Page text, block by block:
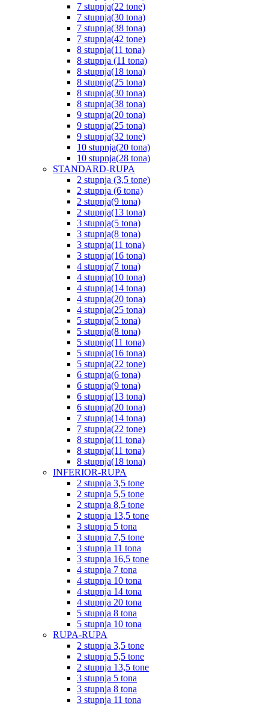
7 stupnja(22 tone)
7 stupnja(30 tona)
7 stupnja(38 tona)
7 stupnja(42 tone)
8 stupnja(11 tona)
8 stupnja (11 tona)
8 stupnja(18 tona)
8 stupnja(25 tona)
8 stupnja(30 tona)
8 stupnja(38 tona)
9 stupnja(20 tona)
9 stupnja(25 tona)
9 stupnja(32 tone)
10 stupnja(20 tona)
10 stupnja(28 tona)
STANDARD-RUPA
2 stupnja (3,5 tone)
2 stupnja (6 tona)
2 stupnja(9 tona)
2 stupnja(13 tona)
3 stupnja(5 tona)
3 stupnja(8 tona)
3 stupnja(11 tona)
3 stupnja(16 tona)
4 stupnja(7 tona)
4 stupnja(10 tona)
4 stupnja(14 tona)
4 stupnja(20 tona)
4 stupnja(25 tona)
5 stupnja(5 tona)
5 stupnja(8 tona)
5 stupnja(11 tona)
5 stupnja(16 tona)
5 stupnja(22 tone)
6 stupnja(6 tona)
6 stupnja(9 tona)
6 stupnja(13 tona)
6 stupnja(20 tona)
7 stupnja(14 tona)
7 stupnja(22 tone)
8 stupnja(11 tona)
8 stupnja(11 tona)
8 stupnja(18 tona)
INFERIOR-RUPA
2 stupnja 3,5 tone
2 stupnja 5,5 tone
2 stupnja 8,5 tone
2 stupnja 13,5 tone
3 stupnja 5 tona
3 stupnja 7,5 tone
3 stupnja 11 tona
3 stupnja 16,5 tone
4 stupnja 7 tona
4 stupnja 10 tona
4 stupnja 14 tona
4 stupnja 20 tona
5 stupnja 8 tona
5 stupnja 10 tona
RUPA-RUPA
2 stupnja 3,5 tone
2 stupnja 5,5 tone
2 stupnja 13,5 tone
3 stupnja 5 tona
3 stupnja 8 tona
3 stupnja 11 tona